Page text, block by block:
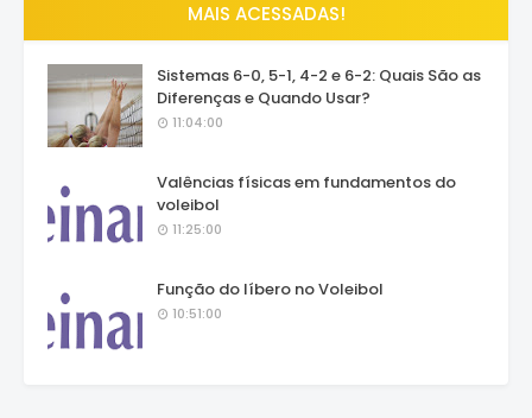
MAIS ACESSADAS!
Sistemas 6-0, 5-1, 4-2 e 6-2: Quais São as
Diferenças e Quando Usar?
11:04:00
Valências físicas em fundamentos do
voleibol
11:25:00
Função do líbero no Voleibol
10:51:00